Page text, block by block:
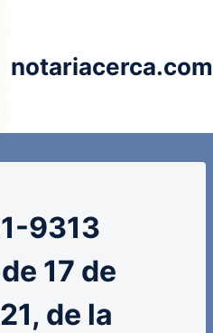
notariacerca.com
9313
17 de
de la